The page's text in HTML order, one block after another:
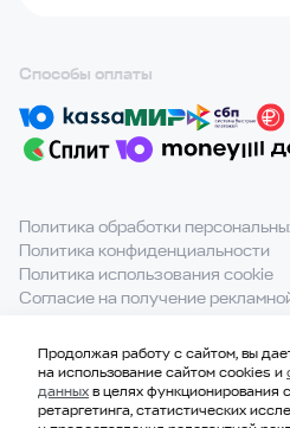
Способы оплаты
Политика обработки
Политика конфиденциальности
Политика использования cookie
Согласие на получение
При полном или частичном
сайта ссылка на источник
Продолжая работу с сайтом, вы
на использование сайтом cookies и
данныхв целях функционирования
ретаргетинга, статистических